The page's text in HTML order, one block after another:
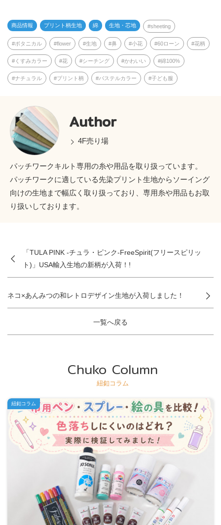
商品情報 プリント柄生地 綿 生地・芯地 sheeting
ボタニカル flower 生地 鼻 小花 60ローン 花柄
くすみカラー 花 シーチング かわいい 綿100%
ナチュラル プリント柄 パステルカラー 子ども服
Author
4F売り場
パッチワークキルト専用の糸や用品を取り扱っています。
パッチワークに適している先染プリント生地からソーイング
向けの生地まで幅広く取り扱っており、専用糸や用品もお取
り扱いしております。
「TULA PINK -チュラ・ピンク-FreeSpirit(フリースピリッ
ト)」USA輸入生地の新柄が入荷！!
一覧へ戻る
ネコ×あんみつの和レトロデザイン生地が入荷しました！
Chuko Column
紐釦コラム
紐釦コラム